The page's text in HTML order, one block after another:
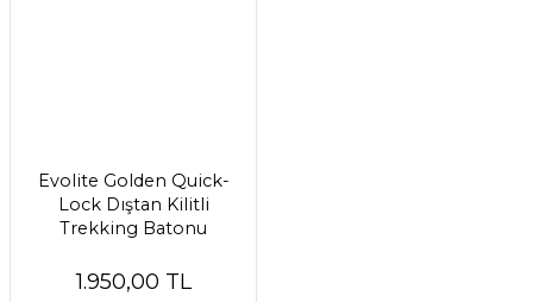
Evolite Golden Quick-
Lock Dıştan Kilitli
Trekking Batonu
1.950,00 TL